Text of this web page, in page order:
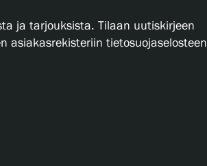
ja tarjouksista. Tilaan uutiskirjeen
asiakasrekisteriin tietosuojaselosteen